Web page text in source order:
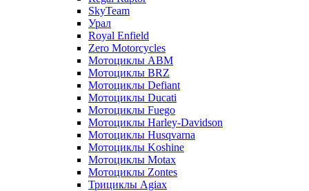
SkyTeam
Урал
Royal Enfield
Zero Motorcycles
Мотоциклы ABM
Мотоциклы BRZ
Мотоциклы Defiant
Мотоциклы Ducati
Мотоциклы Fuego
Мотоциклы Harley-Davidson
Мотоциклы Husqvarna
Мотоциклы Koshine
Мотоциклы Motax
Мотоциклы Zontes
Трициклы Agiax